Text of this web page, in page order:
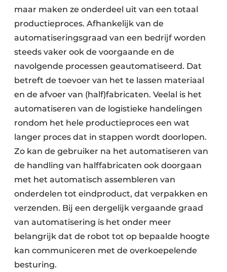
maar maken ze onderdeel uit van een totaal
productieproces. Afhankelijk van de
automatiseringsgraad van een bedrijf worden
steeds vaker ook de voorgaande en de
navolgende processen geautomatiseerd. Dat
betreft de toevoer van het te lassen materiaal
en de afvoer van (half)fabricaten. Veelal is het
automatiseren van de logistieke handelingen
rondom het hele productieproces een wat
langer proces dat in stappen wordt doorlopen.
Zo kan de gebruiker na het automatiseren van
de handling van halffabricaten ook doorgaan
met het automatisch assembleren van
onderdelen tot eindproduct, dat verpakken en
verzenden. Bij een dergelijk vergaande graad
van automatisering is het onder meer
belangrijk dat de robot tot op bepaalde hoogte
kan communiceren met de overkoepelende
besturing.